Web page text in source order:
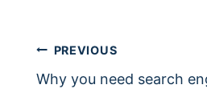
Post
Navigation
PREVIOUS
Why you need search